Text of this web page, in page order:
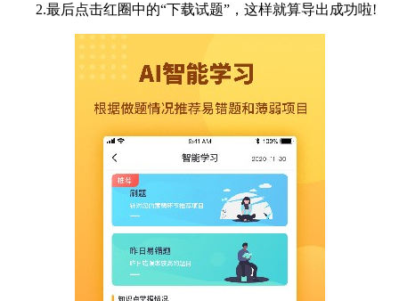
2.最后点击红圈中的“下载试题”，这样就算导出成功啦!